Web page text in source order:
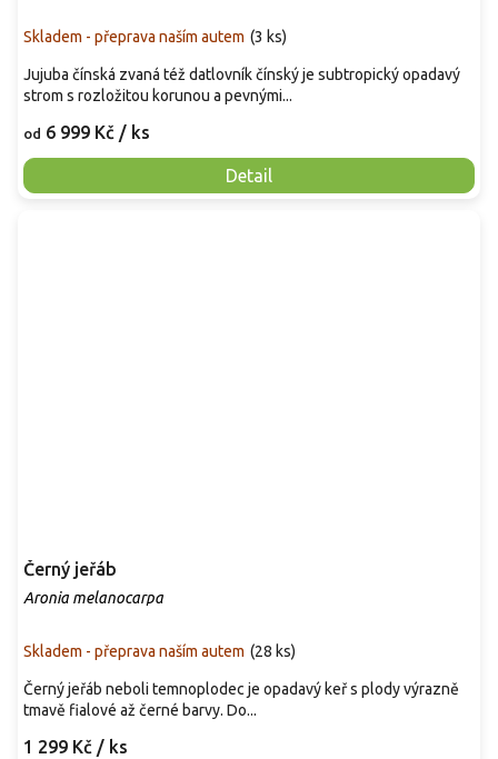
Skladem - přeprava naším autem (3 ks)
od 6 999 Kč / ks
Detail
Jujuba čínská zvaná též datlovník čínský je subtropický opadavý
strom s rozložitou korunou a pevnými...
Černý jeřáb
Aronia melanocarpa
Skladem - přeprava naším autem (28 ks)
1 299 Kč / ks
Černý jeřáb neboli temnoplodec je opadavý keř s plody výrazně
tmavě fialové až černé barvy. Do...